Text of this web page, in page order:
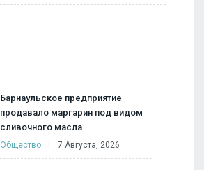
Барнаульское предприятие
продавало маргарин под видом
сливочного масла
Общество 7 Августа, 2026